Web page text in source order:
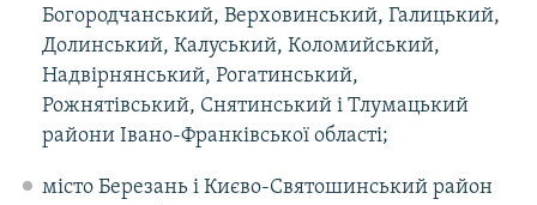
Богородчанський, Верховинський, Галицький,
Долинський, Калуський, Коломийський,
Надвірнянський, Рогатинський,
Рожнятівський, Снятинський і Тлумацький
райони Івано-Франківської області;
місто Березань і Києво-Святошинський район